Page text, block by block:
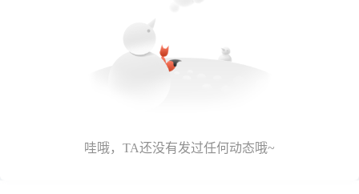
哇哦，TA还没有发过任何动态哦~